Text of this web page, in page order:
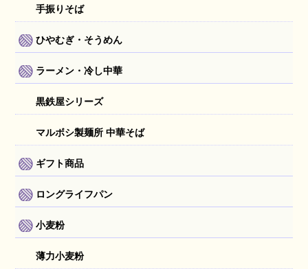
手振りそば
ひやむぎ・そうめん
ラーメン・冷し中華
黒鉄屋シリーズ
マルボシ製麺所 中華そば
ギフト商品
ロングライフパン
小麦粉
薄力小麦粉